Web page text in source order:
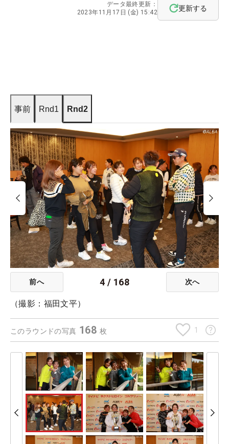
データ最終更新：
2023年11月17日 (金) 15:42
更新する
事前 Rnd1 Rnd2
前へ 4 / 168 次へ
（撮影：福田文平）
このラウンドの写真 168 枚 1